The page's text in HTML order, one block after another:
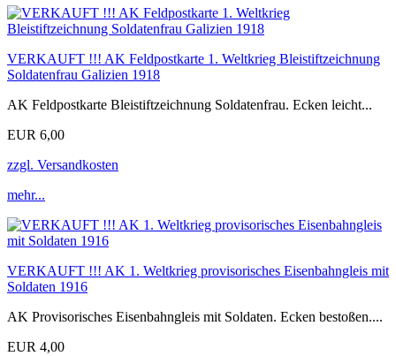
VERKAUFT !!! AK Feldpostkarte 1. Weltkrieg Bleistiftzeichnung
Soldatenfrau Galizien 1918
AK Feldpostkarte Bleistiftzeichnung Soldatenfrau. Ecken leicht...
EUR 6,00
zzgl. Versandkosten
mehr...
VERKAUFT !!! AK 1. Weltkrieg provisorisches Eisenbahngleis mit
Soldaten 1916
AK Provisorisches Eisenbahngleis mit Soldaten. Ecken bestoßen....
EUR 4,00